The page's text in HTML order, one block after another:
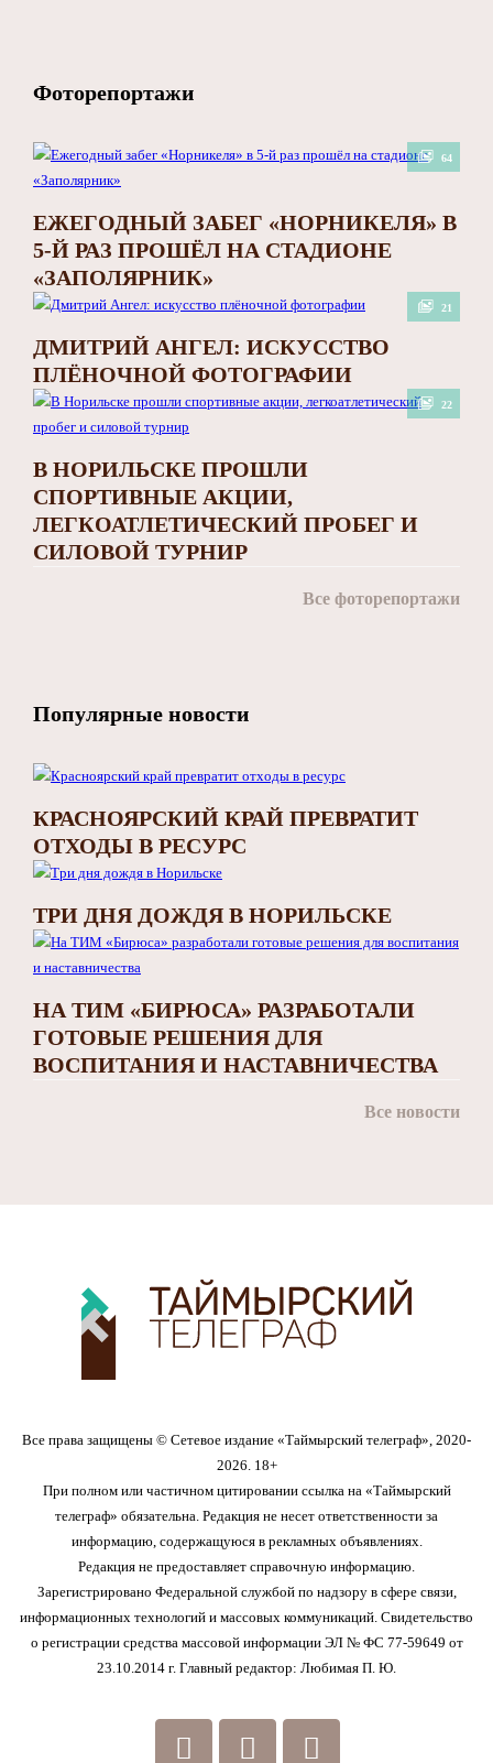
Фоторепортажи
64
ЕЖЕГОДНЫЙ ЗАБЕГ «НОРНИКЕЛЯ» В
5-Й РАЗ ПРОШЁЛ НА СТАДИОНЕ
«ЗАПОЛЯРНИК»
21
ДМИТРИЙ АНГЕЛ: ИСКУССТВО
ПЛЁНОЧНОЙ ФОТОГРАФИИ
22
В НОРИЛЬСКЕ ПРОШЛИ
СПОРТИВНЫЕ АКЦИИ,
ЛЕГКОАТЛЕТИЧЕСКИЙ ПРОБЕГ И
СИЛОВОЙ ТУРНИР
Все фоторепортажи
Популярные новости
КРАСНОЯРСКИЙ КРАЙ ПРЕВРАТИТ
ОТХОДЫ В РЕСУРС
ТРИ ДНЯ ДОЖДЯ В НОРИЛЬСКЕ
НА ТИМ «БИРЮСА» РАЗРАБОТАЛИ
ГОТОВЫЕ РЕШЕНИЯ ДЛЯ
ВОСПИТАНИЯ И НАСТАВНИЧЕСТВА
Все новости
Все права защищены © Сетевое издание «Таймырский телеграф», 2020-
2026. 18+
При полном или частичном цитировании ссылка на «Таймырский
телеграф» обязательна. Редакция не несет ответственности за
информацию, содержащуюся в рекламных объявлениях.
Редакция не предоставляет справочную информацию.
Зарегистрировано Федеральной службой по надзору в сфере связи,
информационных технологий и массовых коммуникаций. Свидетельство
о регистрации средства массовой информации ЭЛ № ФС 77-59649 от
23.10.2014 г. Главный редактор: Любимая П. Ю.